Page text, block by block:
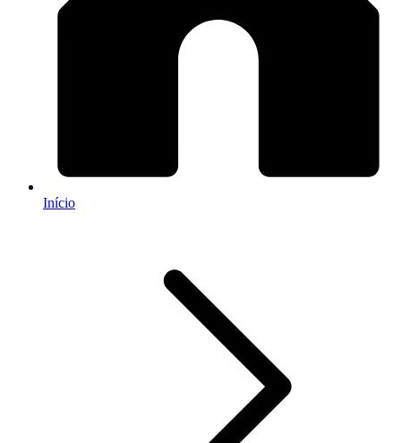
Início